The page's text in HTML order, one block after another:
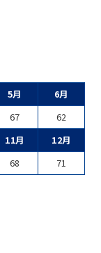
5月
6月
67
62
11月
12月
68 71